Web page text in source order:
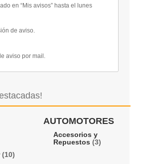
en “Mis avisos” hasta el lunes
de aviso.
aviso por mail.
(10)
AUTOMOTORES
Accesorios y
Repuestos (3)